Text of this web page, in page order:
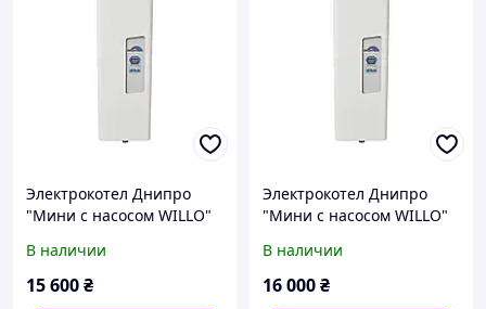
Электрокотел Днипро
"Мини с насосом WILLO"
В наличии
15 600₴
Электрокотел Днипро
"Мини с насосом WILLO"
В наличии
16 000₴